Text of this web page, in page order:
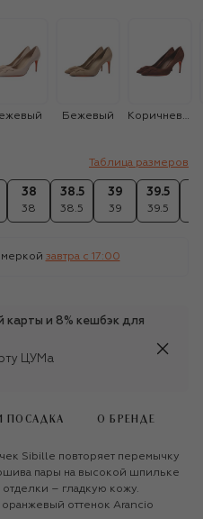
Бежевый Коричневый
Таблица размеров
38
38
38.5
38.5
39
39
39.5
39.5
завтра c 17:00
карты и 8% кешбэк для
ЦУМа
ПОСАДКА О БРЕНДЕ
Sibille повторяет перемычку
пары на высокой шпильке
– гладкую кожу.
оттенок Arancio